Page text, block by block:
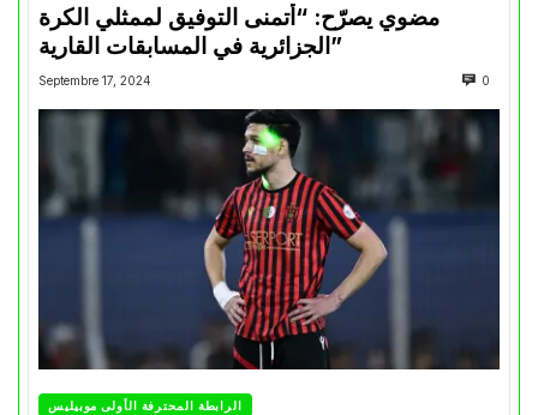
مضوي يصرّح: “أتمنى التوفيق لممثلي الكرة
الجزائرية في المسابقات القارية”
Septembre 17, 2024 0
الرابطة المحترفة الأولى موبيليس